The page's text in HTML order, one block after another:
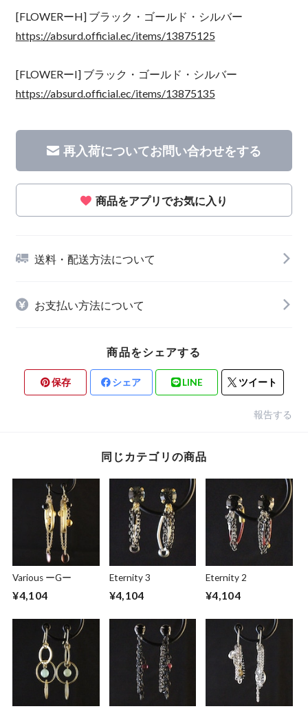
[FLOWERーH] ブラック・ゴールド・シルバー
https://absurd.official.ec/items/13875125
[FLOWERーI] ブラック・ゴールド・シルバー
https://absurd.official.ec/items/13875135
再入荷についてお問い合わせをする
商品をアプリでお気に入り
送料・配送方法について
お支払い方法について
商品をシェアする
保存 シェア LINE ツイート
報告する
同じカテゴリの商品
Various ーGー
¥4,104
Eternity 3
¥4,104
Eternity 2
¥4,104